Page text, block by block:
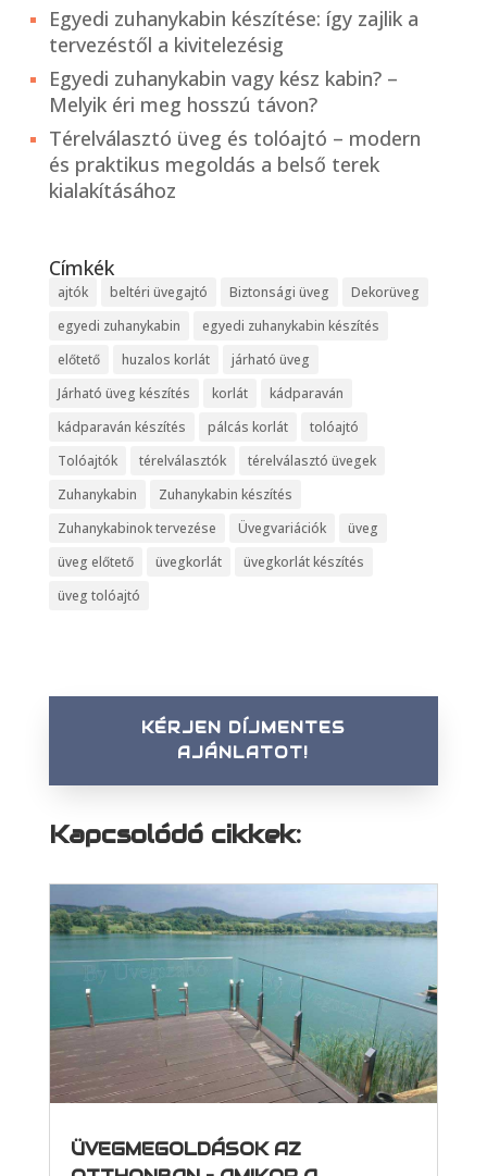
Egyedi zuhanykabin készítése: így zajlik a
tervezéstől a kivitelezésig
Egyedi zuhanykabin vagy kész kabin? –
Melyik éri meg hosszú távon?
Térelválasztó üveg és tolóajtó – modern
és praktikus megoldás a belső terek
kialakításához
Címkék
ajtók beltéri üvegajtó Biztonsági üveg
Dekorüveg
egyedi zuhanykabin
egyedi zuhanykabin készítés
előtető
huzalos korlát
járható üveg
Járható üveg készítés
korlát
kádparaván
kádparaván készítés
pálcás korlát
tolóajtó
Tolóajtók
térelválasztók
térelválasztó üvegek
Zuhanykabin
Zuhanykabin készítés
Zuhanykabinok tervezése
Üvegvariációk
üveg
üveg előtető
üvegkorlát
üvegkorlát készítés
üveg tolóajtó
KÉRJEN DÍJMENTES
AJÁNLATOT!
Kapcsolódó cikkek:
ÜVEGMEGOLDÁSOK AZ